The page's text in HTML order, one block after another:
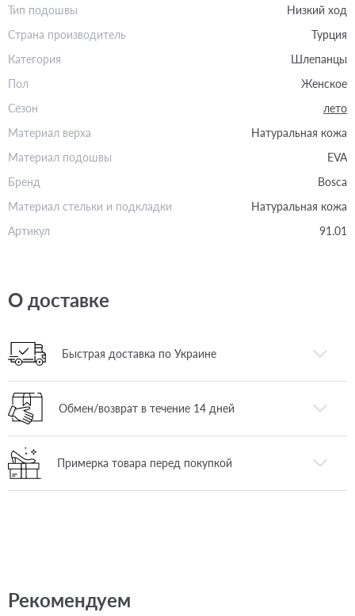
Тип подошвы
Низкий ход
Страна производитель
Турция
Категория
Шлепанцы
Пол
Женское
Сезон
лето
Материал верха
Натуральная кожа
Материал подошвы
EVA
Бренд
Bosca
Материал стельки и подкладки
Натуральная кожа
Артикул
91.01
О доставке
Быстрая доставка по Украине
Обмен/возврат в течение 14 дней
Примерка товара перед покупкой
Рекомендуем